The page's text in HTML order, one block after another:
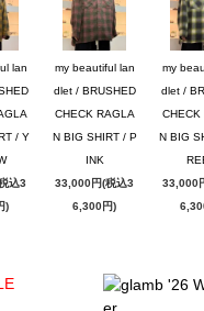
lan
/ Y
込3
)
my beautiful lan
dlet / BRUSHED
CHECK RAGLA
N BIG SHIRT / P
INK
33,000円(税込3
6,300円)
my
dlet /
CHECK
N BIG
33,000